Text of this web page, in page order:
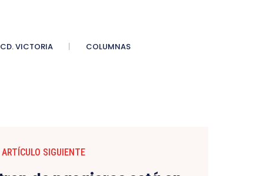
CD. VICTORIA COLUMNAS
ARTÍCULO SIGUIENTE